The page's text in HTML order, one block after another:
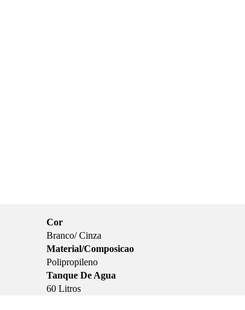
Cor
Branco/ Cinza
Material/Composicao
Polipropileno
Tanque De Agua
60 Litros